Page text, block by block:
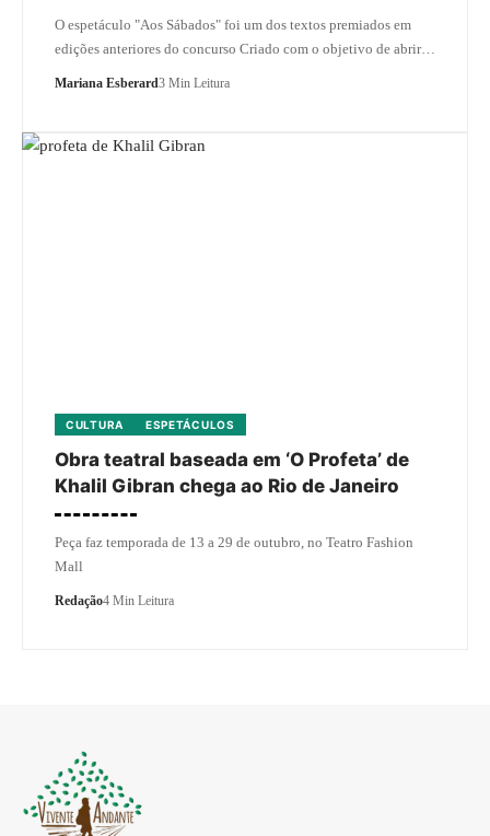
O espetáculo "Aos Sábados" foi um dos textos premiados em
edições anteriores do concurso Criado com o objetivo de abrir…
Mariana Esberard3 Min Leitura
CULTURA ESPETÁCULOS
Obra teatral baseada em ‘O Profeta’ de
Khalil Gibran chega ao Rio de Janeiro
Peça faz temporada de 13 a 29 de outubro, no Teatro Fashion
Mall
Redação4 Min Leitura